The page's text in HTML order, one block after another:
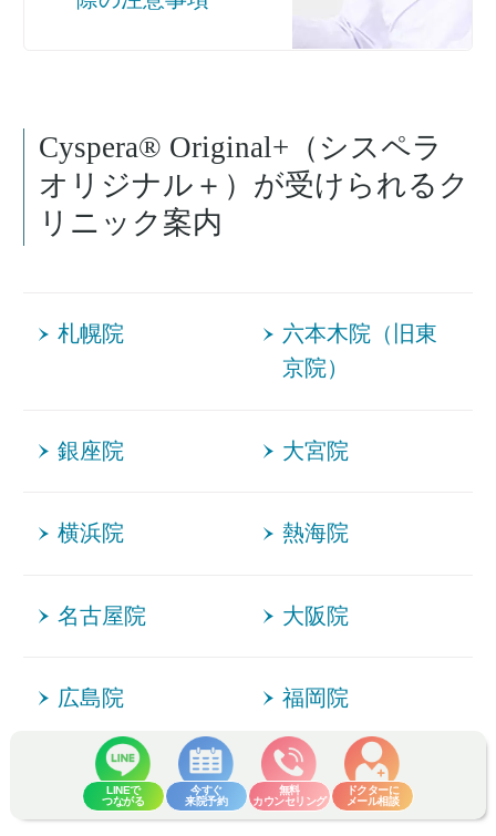
LINEで
つながる
今すぐ
来院予約
無料
カウンセリング
ドクターに
メール相談
Cyspera® Original+（シスペラ
オリジナル＋）が受けられるク
リニック案内
札幌院
六本木院（旧東
京院）
銀座院 大宮院
横浜院 熱海院
名古屋院 大阪院
広島院 福岡院